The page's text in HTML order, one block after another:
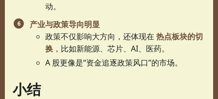
动。
产业与政策导向明显
政策不仅影响大方向，还体现在热点板块的切
换 ，比如新能源、芯片、AI、医药。
A 股更像是“资金追逐政策风口”的市场。
小结